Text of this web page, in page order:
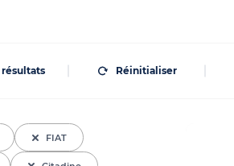
résultats Réinitialiser
FIAT